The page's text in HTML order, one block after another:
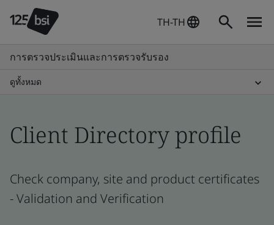
TH-TH
การตรวจประเมินและการตรวจรับรอง
ดูทั้งหมด
Client Directory profile
Check company, site and product certificates
- Validation and Verification